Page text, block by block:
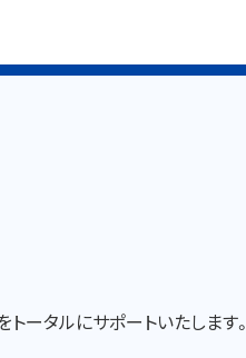
ータルにサポートいたします。